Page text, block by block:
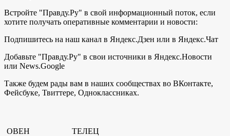
Встройте "Правду.Ру" в свой информационный поток, если
хотите получать оперативные комментарии и новости:
Подпишитесь на наш канал в Яндекс.Дзен или в Яндекс.Чат
Добавьте "Правду.Ру" в свои источники в Яндекс.Новости
или News.Google
Также будем рады вам в наших сообществах во ВКонтакте,
Фейсбуке, Твиттере, Одноклассниках.
ОВЕН ТЕЛЕЦ